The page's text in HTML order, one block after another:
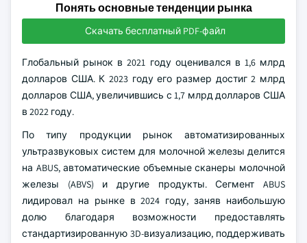
Понять основные тенденции рынка
Скачать бесплатный PDF-файл
Глобальный рынок в 2021 году оценивался в 1,6 млрд
долларов США. К 2023 году его размер достиг 2 млрд
долларов США, увеличившись с 1,7 млрд долларов США
в 2022 году.
По типу продукции рынок автоматизированных
ультразвуковых систем для молочной железы делится
на ABUS, автоматические объемные сканеры молочной
железы (ABVS) и другие продукты. Сегмент ABUS
лидировал на рынке в 2024 году, заняв наибольшую
долю благодаря возможности предоставлять
стандартизированную 3D-визуализацию, поддерживать